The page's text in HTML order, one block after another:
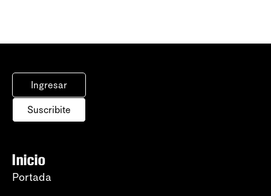
Ingresar
Suscribite
Inicio
Portada